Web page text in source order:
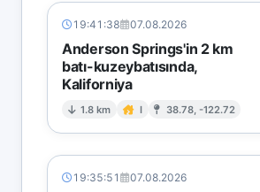
19:41:38 07.08.2026
Anderson Springs'in 2 km
batı-kuzeybatısında,
Kaliforniya
1.8 km I 38.78, -122.72
19:35:51 07.08.2026